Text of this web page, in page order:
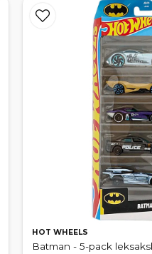
HOT WHEELS
Batman - 5-pack